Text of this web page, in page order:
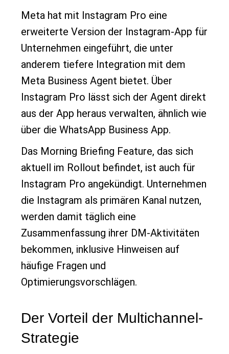
Meta hat mit Instagram Pro eine
erweiterte Version der Instagram-App für
Unternehmen eingeführt, die unter
anderem tiefere Integration mit dem
Meta Business Agent bietet. Über
Instagram Pro lässt sich der Agent direkt
aus der App heraus verwalten, ähnlich wie
über die WhatsApp Business App.
Das Morning Briefing Feature, das sich
aktuell im Rollout befindet, ist auch für
Instagram Pro angekündigt. Unternehmen
die Instagram als primären Kanal nutzen,
werden damit täglich eine
Zusammenfassung ihrer DM-Aktivitäten
bekommen, inklusive Hinweisen auf
häufige Fragen und
Optimierungsvorschlägen.
Der Vorteil der Multichannel-
Strategie